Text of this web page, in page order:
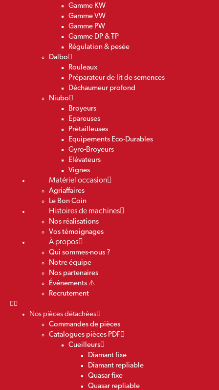
Gamme KW
Gamme VW
Gamme PW
Gamme DP & TP
Régulation & pesée
Dalbo
Rouleaux
Préparateur de lit de semences
Déchaumeur profond
Niubo
Broyeurs
Epareuses
Prétailleuses
Equipements Eco-Durables
Gyro-Broyeurs
Elévateurs
Vignes
Matériel occasion
Agriaffaires
Le Bon Coin
Histoires de machines
Nos réalisations
Vos témoignages
À propos
Qui sommes-nous ?
Notre équipe
Nos partenaires
Événements ⚠️
Recrutement
Nos pièces détachées
Commandes de pièces
Catalogues pièces PDF
Cueilleurs
Diamant fixe
Diamant repliable
Quasar fixe
Quasar repliable